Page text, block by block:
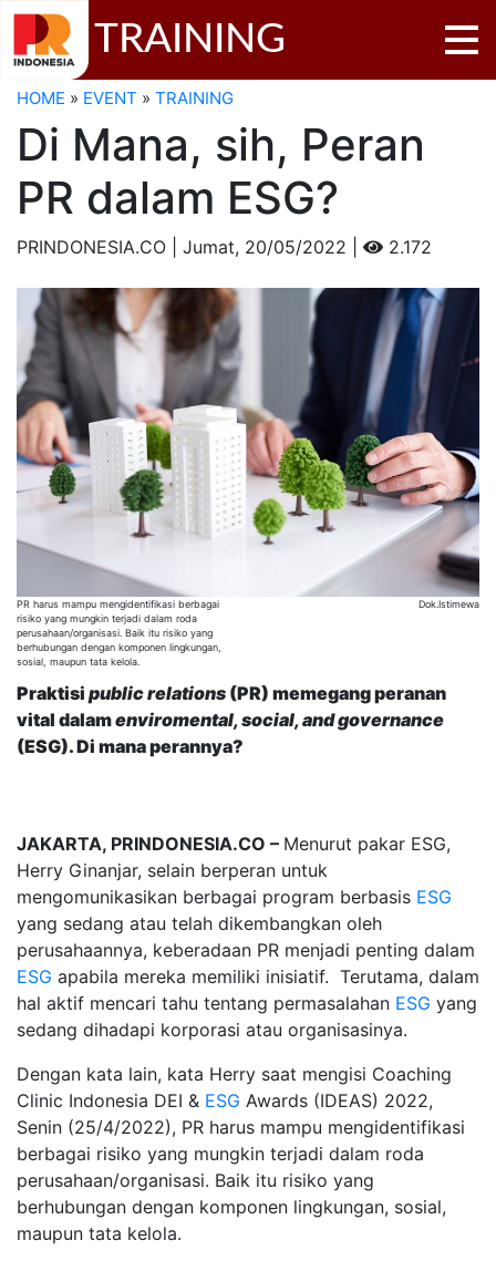
TRAINING
HOME » EVENT » TRAINING
Di Mana, sih, Peran
PR dalam ESG?
PRINDONESIA.CO | Jumat, 20/05/2022 | 2.172
PR harus mampu mengidentifikasi berbagai
risiko yang mungkin terjadi dalam roda
perusahaan/organisasi. Baik itu risiko yang
berhubungan dengan komponen lingkungan,
sosial, maupun tata kelola.
Dok.Istimewa
Praktisi public relations (PR) memegang peranan
vital dalamenviromental, social, and governance
(ESG). Di mana perannya?
JAKARTA, PRINDONESIA.CO – Menurut pakar ESG,
Herry Ginanjar, selain berperan untuk
mengomunikasikan berbagai program berbasis ESG
yang sedang atau telah dikembangkan oleh
perusahaannya, keberadaan PR menjadi penting dalam
ESG apabila mereka memiliki inisiatif. Terutama, dalam
hal aktif mencari tahu tentang permasalahan ESG yang
sedang dihadapi korporasi atau organisasinya.
Dengan kata lain, kata Herry saat mengisi Coaching
Clinic Indonesia DEI & ESG Awards (IDEAS) 2022,
Senin (25/4/2022), PR harus mampu mengidentifikasi
berbagai risiko yang mungkin terjadi dalam roda
perusahaan/organisasi. Baik itu risiko yang
berhubungan dengan komponen lingkungan, sosial,
maupun tata kelola.